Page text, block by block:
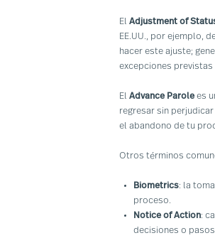
El Adjustment of
EE.UU., por ejemplo,
hacer este ajuste;
excepciones previstas
El Advance Parolees
regresar sin
el abandono de tu
Otros términos
Biometrics: la
proceso.
Notice of Action:
decisiones o